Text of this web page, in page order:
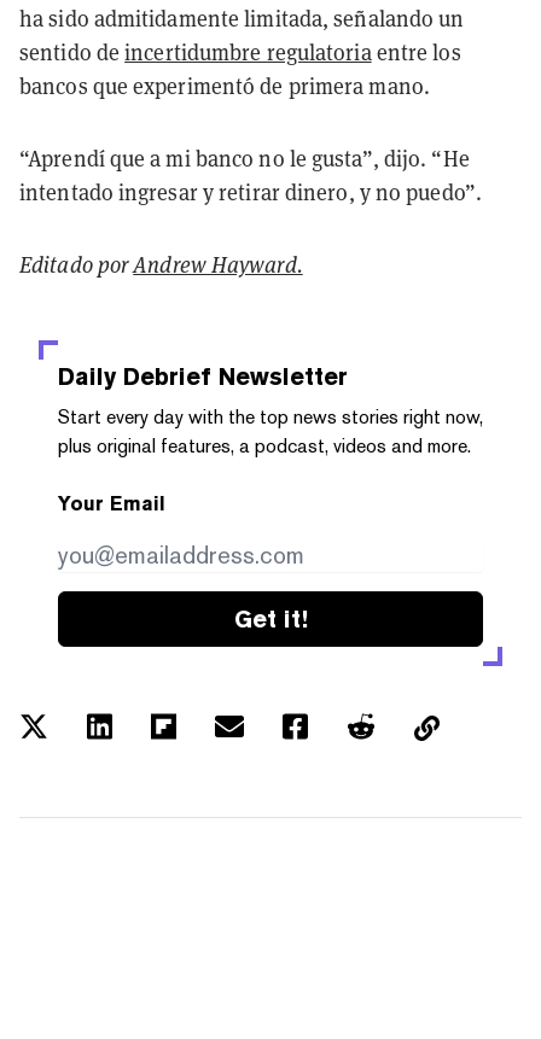
ha sido admitidamente limitada, señalando un
sentido deincertidumbre regulatoriaentre los
bancos que experimentó de primera mano.
“Aprendí que a mi banco no le gusta”, dijo. “He
intentado ingresar y retirar dinero, y no puedo”.
Editado porAndrew Hayward.
Daily Debrief Newsletter
Start every day with the top news stories right now,
plus original features, a podcast, videos and more.
Your Email
Get it!